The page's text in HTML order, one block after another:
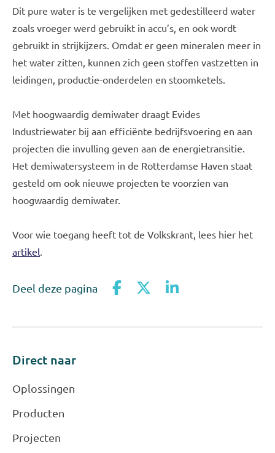
Dit pure water is te vergelijken met gedestilleerd water
zoals vroeger werd gebruikt in accu’s, en ook wordt
gebruikt in strijkijzers. Omdat er geen mineralen meer in
het water zitten, kunnen zich geen stoffen vastzetten in
leidingen, productie-onderdelen en stoomketels.
Met hoogwaardig demiwater draagt Evides
Industriewater bij aan efficiënte bedrijfsvoering en aan
projecten die invulling geven aan de energietransitie.
Het demiwatersysteem in de Rotterdamse Haven staat
gesteld om ook nieuwe projecten te voorzien van
hoogwaardig demiwater.
Voor wie toegang heeft tot de Volkskrant, lees hier het
artikel
Deel deze pagina
Direct naar
Oplossingen
Producten
Projecten